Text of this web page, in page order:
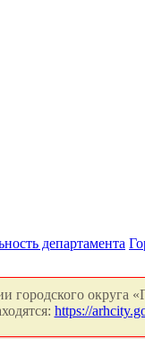
департамента
округа
https://